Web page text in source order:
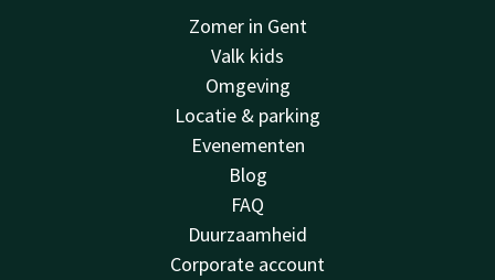
Zomer in Gent
Valk kids
Omgeving
Locatie & parking
Evenementen
Blog
FAQ
Duurzaamheid
Corporate account